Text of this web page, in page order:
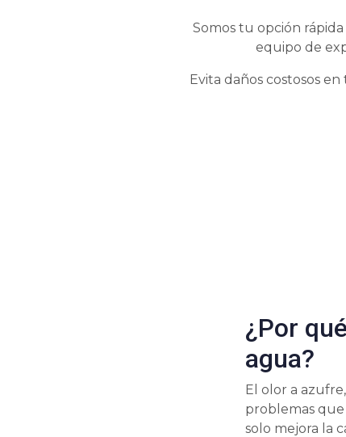
Somos tu opción
equipo de
Evita daños costosos
¿Por
agua?
El olor a
problemas
solo mejora la